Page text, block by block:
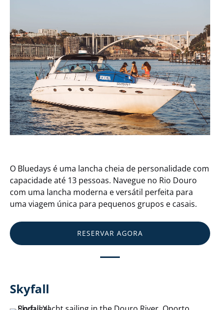
O Bluedays é uma lancha cheia de personalidade com
capacidade até 13 pessoas. Navegue no Rio Douro
com uma lancha moderna e versátil perfeita para
uma viagem única para pequenos grupos e casais.
RESERVAR AGORA
Skyfall